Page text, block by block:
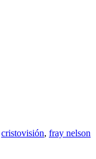
cristovisión, fray nelson